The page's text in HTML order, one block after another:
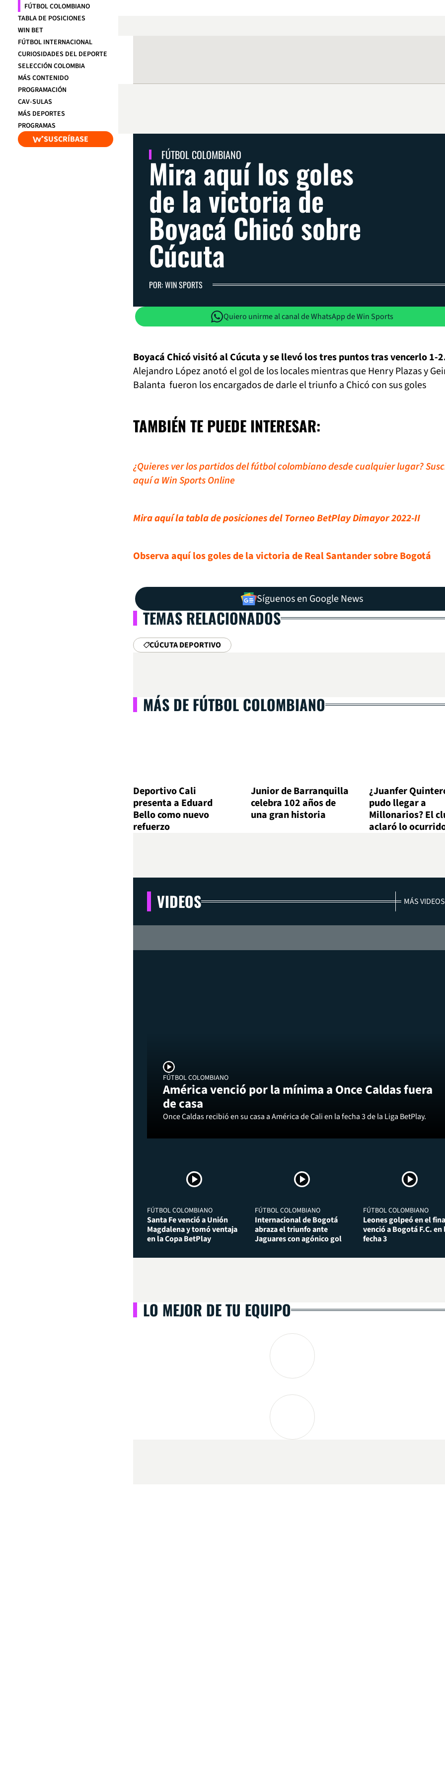
FÚTBOL COLOMBIANO
TABLA DE POSICIONES
WIN BET
FÚTBOL INTERNACIONAL
CURIOSIDADES DEL DEPORTE
SELECCIÓN COLOMBIA
MÁS CONTENIDO
PROGRAMACIÓN
CAV-SULAS
MÁS DEPORTES
PROGRAMAS
SUSCRÍBASE
FÚTBOL COLOMBIANO
Mira aquí los goles
de la victoria de
Boyacá Chicó sobre
Cúcuta
POR: WIN SPORTS
Quiero unirme al canal de WhatsApp de Win Sports
Boyacá Chicó visitó al Cúcuta y se llevó los tres puntos tras vencerlo 1-
Alejandro López anotó el gol de los locales mientras que Henry Plazas y
Balanta fueron los encargados de darle el triunfo a Chicó con sus goles
TAMBIÉN TE PUEDE INTERESAR:
¿Quieres ver los partidos del fútbol colombiano desde cualquier lugar?
aquí a Win Sports Online
Mira aquí la tabla de posiciones del Torneo BetPlay Dimayor 2022-II
Observa aquí los goles de la victoria de Real Santander sobre Bogotá
Síguenos en Google News
TEMAS RELACIONADOS
CÚCUTA DEPORTIVO
MÁS DE FÚTBOL COLOMBIANO
Deportivo Cali
presenta a Eduard
Bello como nuevo
refuerzo
Junior de Barranquilla
celebra 102 años de
una gran historia
¿Juanfer
pudo llegar a
Millonarios? El
aclaró lo
VIDEOS MÁS VIDEOS
FÚTBOL COLOMBIANO
América venció por la mínima a Once Caldas fuera
de casa
Once Caldas recibió en su casa a América de Cali en la fecha 3 de la Liga BetPlay.
FÚTBOL COLOMBIANO
Santa Fe venció a Unión
Magdalena y tomó ventaja
en la Copa BetPlay
FÚTBOL COLOMBIANO
Internacional de Bogotá
abraza el triunfo ante
Jaguares con agónico gol
FÚTBOL COLOMBIANO
Leones golpeó en el
venció a Bogotá F.C. en
fecha 3
LO MEJOR DE TU EQUIPO